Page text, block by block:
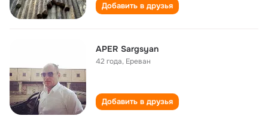
Добавить в друзья
APER Sargsyan
42 года, Ереван
Добавить в друзья